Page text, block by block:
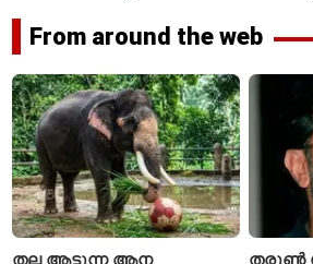
From around the web
തല ആട്ടുന്ന ആന
തരുൺ